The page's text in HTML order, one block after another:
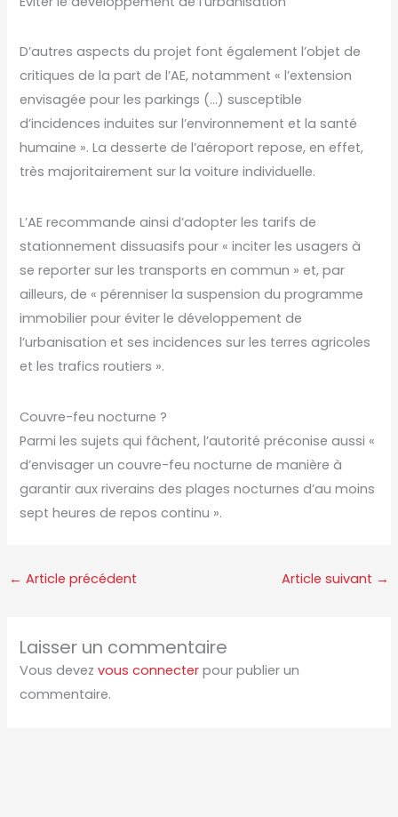
D’autres aspects du projet font également l’objet de
critiques de la part de l’AE, notamment « l’extension
envisagée pour les parkings (…) susceptible
d’incidences induites sur l’environnement et la santé
humaine ». La desserte de l’aéroport repose, en effet,
très majoritairement sur la voiture individuelle.
L’AE recommande ainsi d’adopter les tarifs de
stationnement dissuasifs pour « inciter les usagers à
se reporter sur les transports en commun » et, par
ailleurs, de « pérenniser la suspension du programme
immobilier pour éviter le développement de
l’urbanisation et ses incidences sur les terres agricoles
et les trafics routiers ».
Couvre-feu nocturne ?
Parmi les sujets qui fâchent, l’autorité préconise aussi «
d’envisager un couvre-feu nocturne de manière à
garantir aux riverains des plages nocturnes d’au moins
sept heures de repos continu ».
← Article précédent Article suivant →
Laisser un commentaire
Vous devezvous connecter pour publier un
commentaire.